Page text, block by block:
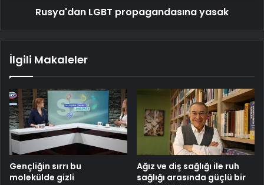
Rusya'dan LGBT propagandasına yasak
İlgili Makaleler
Gençliğin sırrı bu
molekülde gizli
Ağız ve diş sağlığı ile ruh
sağlığı arasında güçlü bir